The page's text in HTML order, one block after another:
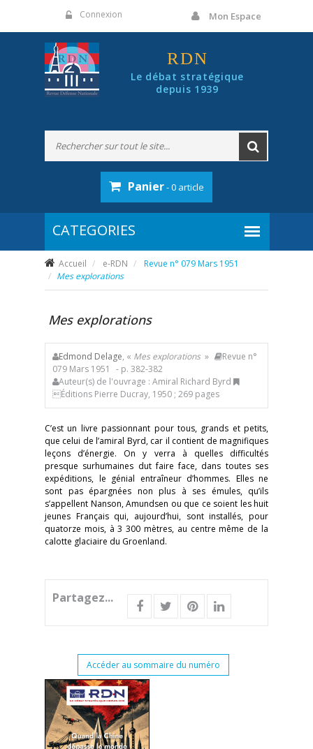
Connexion Mon Espace
RDN
Le débat stratégique
depuis 1939
Panier- 0 article
Accueil e-RDN
Revue n° 079 Mars 1951
Mes explorations
Mes explorations
Edmond Delage, « Mes explorations »
Revue n°
079 Mars 1951
- p. 382-382
Auteur(s) de l'ouvrage : Amiral Richard Byrd
Éditions Pierre Ducray, 1950 ; 269 pages
C’est un livre passionnant pour tous, grands et petits,
que celui de l’amiral Byrd, car il contient de magnifiques
leçons d’énergie. On y verra à quelles difficultés
presque surhumaines dut faire face, dans toutes ses
expéditions, le génial entraîneur d’hommes. Elles ne
sont pas épargnées non plus à ses émules, qu’ils
s’appellent Nanson, Amundsen ou que ce soient les huit
jeunes Français qui, aujourd’hui, sont installés, pour
quatorze mois, à 3 300 mètres, au centre même de la
calotte glaciaire du Groenland.
Partagez...
Accéder au sommaire du numéro